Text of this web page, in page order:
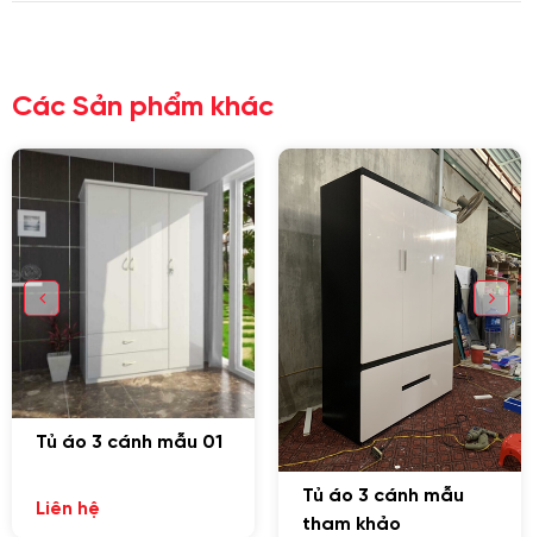
Các Sản phẩm khác
Tủ áo 3 cánh mẫu 01
Liên hệ
Tủ áo 3 cánh mẫu
tham khảo